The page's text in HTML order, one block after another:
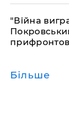
"Війна
Більше